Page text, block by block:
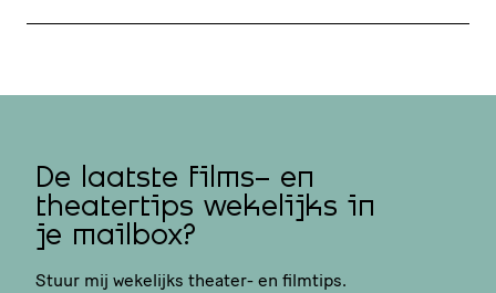
De laatste films- en
theatertips wekelijks in
je mailbox?
Stuur mij wekelijks theater- en filmtips.